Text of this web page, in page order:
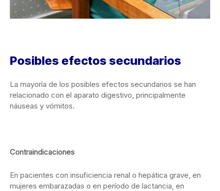
Posibles efectos secundarios
La mayoría de los posibles efectos secundarios se han
relacionado con el aparato digestivo, principalmente
náuseas y vómitos.
Contraindicaciones
En pacientes con insuficiencia renal o hepática grave, en
mujeres embarazadas o en período de lactancia, en